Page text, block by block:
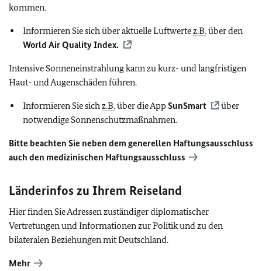
kommen.
Informieren Sie sich über aktuelle Luftwertez.B.über den
World Air Quality Index.
Intensive Sonneneinstrahlung kann zu kurz- und langfristigen
Haut- und Augenschäden führen.
Informieren Sie sichz.B.über die AppSunSmart
über
notwendige Sonnenschutzmaßnahmen.
Bitte beachten Sie neben dem generellen Haftungsausschluss
auch den medizinischen Haftungsausschluss
Länderinfos zu Ihrem Reiseland
Hier finden Sie Adressen zuständiger diplomatischer
Vertretungen und Informationen zur Politik und zu den
bilateralen Beziehungen mit Deutschland.
Mehr